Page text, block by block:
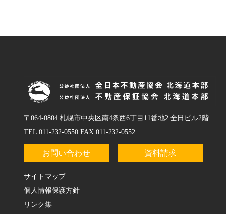
〒064-0804 札幌市中央区南4条西6丁目11番地2 全日ビル2階
TEL 011-232-0550 FAX 011-232-0552
お問い合わせ 資料請求
サイトマップ
個人情報保護方針
リンク集